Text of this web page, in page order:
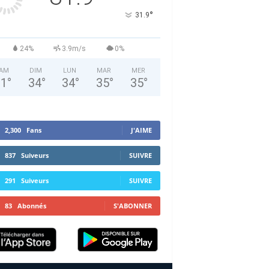
31.9°
24% 3.9m/s 0%
°
DIM
34°
LUN
34°
MAR
35°
MER
35°
2,300 Fans J'AIME
837 Suiveurs SUIVRE
291 Suiveurs SUIVRE
83 Abonnés S'ABONNER